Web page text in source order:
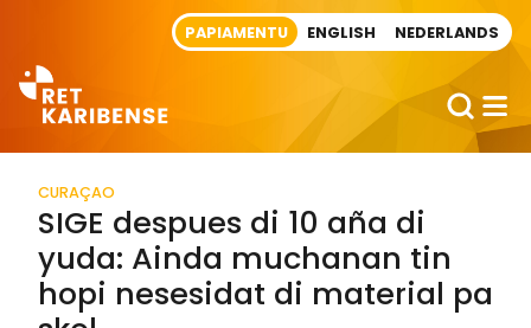
PAPIAMENTU ENGLISH NEDERLANDS
CURAÇAO
SIGE despues di 10 aña di
yuda: Ainda muchanan tin
hopi nesesidat di material pa